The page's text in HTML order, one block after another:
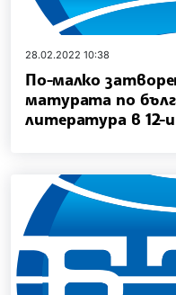
28.02.2022 10:38
По-малко
матурата по
литература в 12-